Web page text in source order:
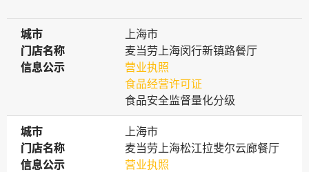
城市
城市
上海市
门店名称
门店名称
麦当劳上海闵行新镇路餐厅
信息公示
信息公示
营业执照
食品经营许可证
食品安全监督量化分级
城市
城市
上海市
门店名称
门店名称
麦当劳上海松江拉斐尔云廊餐厅
信息公示
信息公示
营业执照